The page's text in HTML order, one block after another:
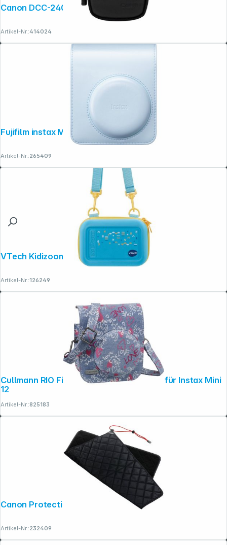
Canon DCC-2400 Tasche
Artikel-Nr.:414024
Fujifilm instax Mini 13 Tasche frost blue
Artikel-Nr.:265409
VTech Kidizoom Tasche blau Neu
Artikel-Nr.:126249
Cullmann RIO Fit 120 love Kameratasche für Instax Mini
12
Artikel-Nr.:825183
Canon Protecting Cloth PC-E1
Artikel-Nr.:232409